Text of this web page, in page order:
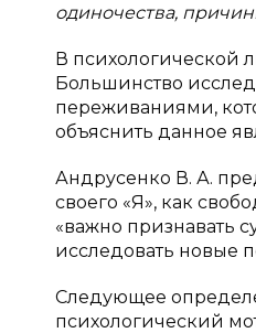
одиночества,
В психологической
Большинство
переживаниями,
объяснить данное
Андрусенко В. А.
своего «Я», как
«важно признавать
исследовать новые
Следующее
психологический